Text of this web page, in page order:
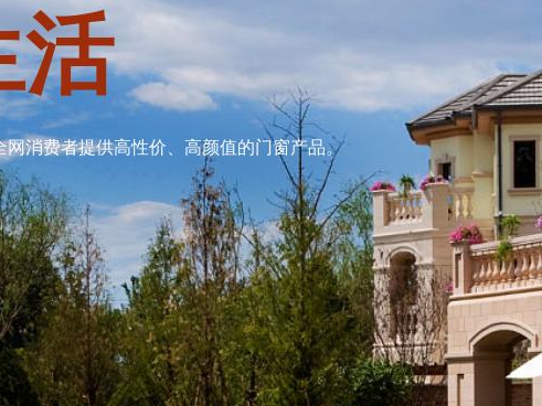
活
消费者提供高性价、高颜值的门窗产品。